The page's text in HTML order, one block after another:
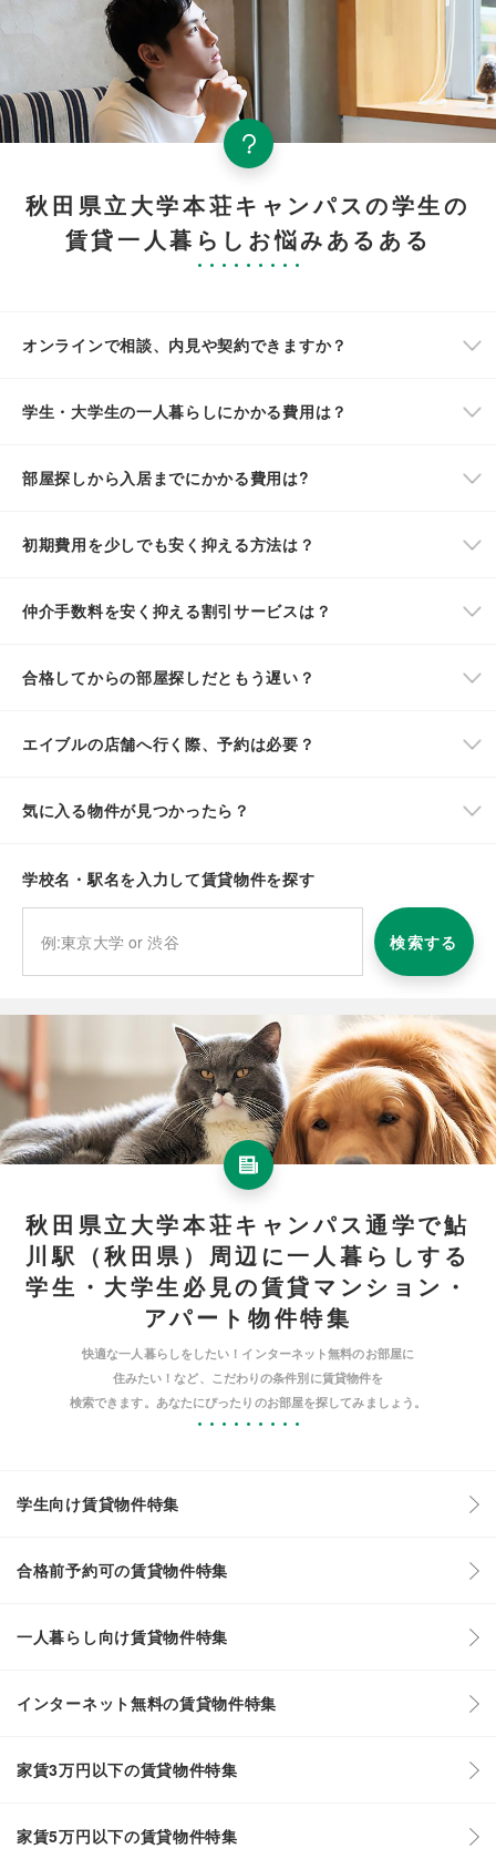
秋田県立大学本荘キャンパスの学生の
賃貸一人暮らしお悩みあるある
オンラインで相談、内見や契約できますか？
学生・大学生の一人暮らしにかかる費用は？
部屋探しから入居までにかかる費用は?
初期費用を少しでも安く抑える方法は？
仲介手数料を安く抑える割引サービスは？
合格してからの部屋探しだともう遅い？
エイブルの店舗へ行く際、予約は必要？
気に入る物件が見つかったら？
学校名・駅名を入力して賃貸物件を探す
検索する
秋田県立大学本荘キャンパス通学で鮎
川駅（秋田県）周辺に一人暮らしする
学生・大学生必見の賃貸マンション・
アパート物件特集
快適な一人暮らしをしたい！インターネット無料のお部屋に
住みたい！など、こだわりの条件別に賃貸物件を
検索できます。あなたにぴったりのお部屋を探してみましょう。
学生向け賃貸物件特集
合格前予約可の賃貸物件特集
一人暮らし向け賃貸物件特集
インターネット無料の賃貸物件特集
家賃3万円以下の賃貸物件特集
家賃5万円以下の賃貸物件特集